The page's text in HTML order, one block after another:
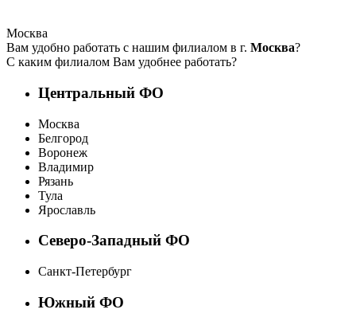
Москва
Вам удобно работать с нашим филиалом в г. Москва?
С каким филиалом Вам удобнее работать?
Центральный ФО
Москва
Белгород
Воронеж
Владимир
Рязань
Тула
Ярославль
Северо-Западный ФО
Санкт-Петербург
Южный ФО